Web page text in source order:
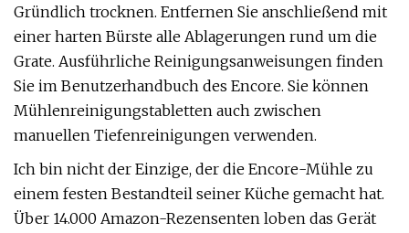
Gründlich trocknen. Entfernen Sie anschließend mit
einer harten Bürste alle Ablagerungen rund um die
Grate. Ausführliche Reinigungsanweisungen finden
Sie im Benutzerhandbuch des Encore. Sie können
Mühlenreinigungstabletten auch zwischen
manuellen Tiefenreinigungen verwenden.
Ich bin nicht der Einzige, der die Encore-Mühle zu
einem festen Bestandteil seiner Küche gemacht hat.
Über 14.000 Amazon-Rezensenten loben das Gerät